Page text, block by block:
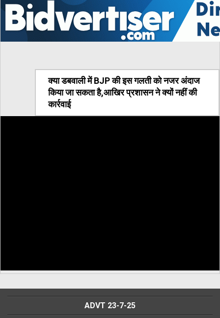
क्या डबवाली में BJP की इस गलती को नजर अंदाज
किया जा सकता है,आखिर प्रशासन ने क्यों नहीं की
कार्रवाई
ADVT 23-7-25